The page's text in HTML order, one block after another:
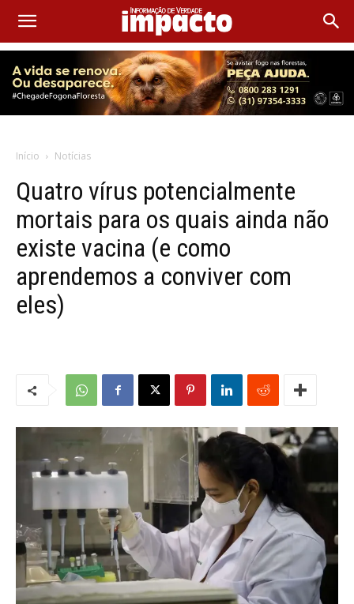
Início Notícias
Quatro vírus potencialmente
mortais para os quais ainda não
existe vacina (e como
aprendemos a conviver com
eles)